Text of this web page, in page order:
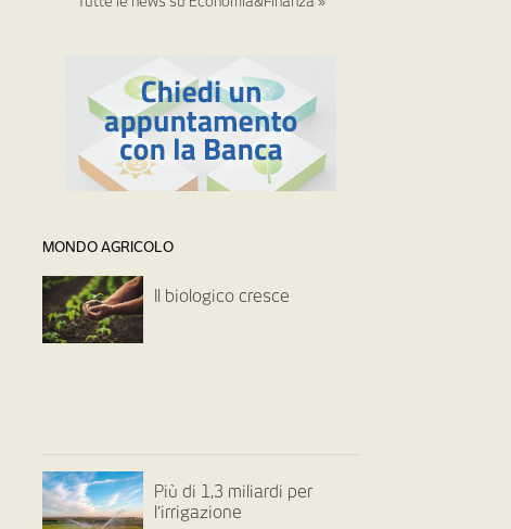
MONDO AGRICOLO
Il biologico cresce
Più di 1,3 miliardi per
l’irrigazione